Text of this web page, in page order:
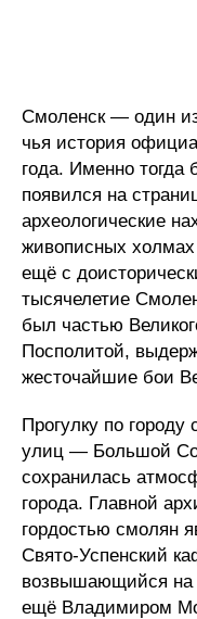
Смоленск — один
чья история
года. Именно тогда
появился на
археологические
живописных
ещё с
тысячелетие
был частью
Посполитой,
жесточайшие бои
Прогулку по
улиц — Большой
сохранилась
города. Главной
гордостью смолян
Свято-Успенский
возвышающийся на
ещё Владимиром